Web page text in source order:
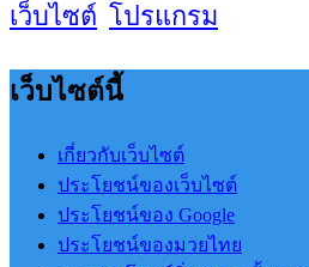
เว็บไซต์ โปรแกรม
เว็บไซต์นี้
เกี่ยวกับเว็บไซต์
ประโยชน์ของเว็บไซต์
ประโยชน์ของ Google
ประโยชน์ของมวยไทย